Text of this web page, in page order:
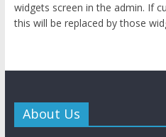
widgets screen in the admin. If
this will be replaced by those
About Us